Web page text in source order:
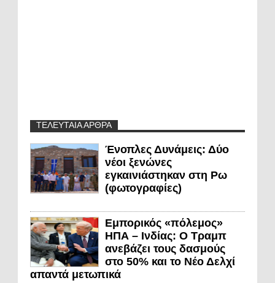
ΤΕΛΕΥΤΑΙΑ ΑΡΘΡΑ
Ένοπλες Δυνάμεις: Δύο
νέοι ξενώνες
εγκαινιάστηκαν στη Ρω
(φωτογραφίες)
Εμπορικός «πόλεμος»
ΗΠΑ – Ινδίας: Ο Τραμπ
ανεβάζει τους δασμούς
στο 50% και το Νέο Δελχί
απαντά μετωπικά